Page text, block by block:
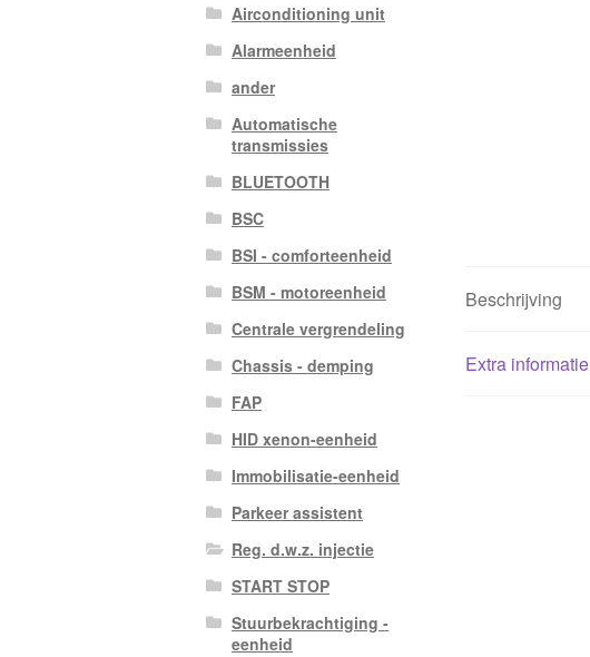
Beschrijving
Extra informatie
Airconditioning unit
Alarmeenheid
ander
Automatische
transmissies
BLUETOOTH
BSC
BSI - comforteenheid
BSM - motoreenheid
Centrale vergrendeling
Chassis - demping
FAP
HID xenon-eenheid
Immobilisatie-eenheid
Parkeer assistent
Reg. d.w.z. injectie
START STOP
Stuurbekrachtiging -
eenheid